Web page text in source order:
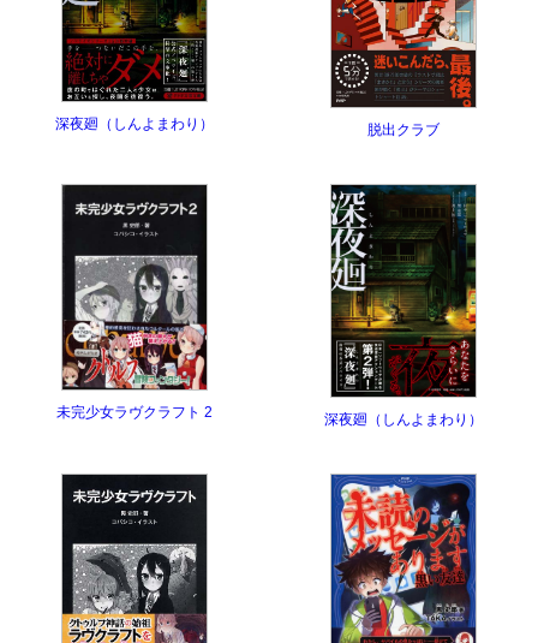
深夜廻（しんよまわり） 脱出クラブ
未完少女ラヴクラフト 2 深夜廻（しんよまわり）